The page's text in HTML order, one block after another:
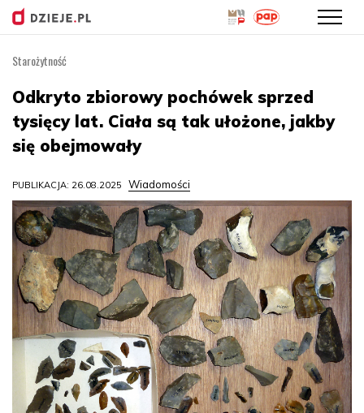
treści
Starożytność
Odkryto zbiorowy pochówek sprzed
tysięcy lat. Ciała są tak ułożone, jakby
się obejmowały
PUBLIKACJA: 26.08.2025 Wiadomości